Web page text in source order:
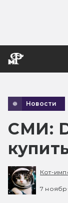
Новости
СМИ:
Кот-
7